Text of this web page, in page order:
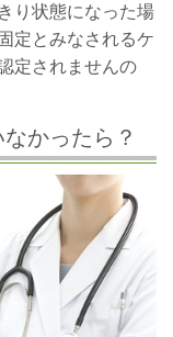
り状態になった場
定とみなされるケ
定されませんの
かったら？